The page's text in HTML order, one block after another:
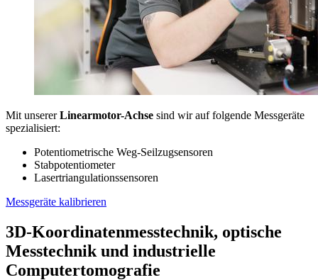
Mit unsererLinearmotor-Achse sind wir auf folgende Messgeräte
spezialisiert:
Potentiometrische Weg-Seilzugsensoren
Stabpotentiometer
Lasertriangulationssensoren
Messgeräte kalibrieren
3D-Koordinatenmesstechnik, optische
Messtechnik und industrielle
Computertomografie